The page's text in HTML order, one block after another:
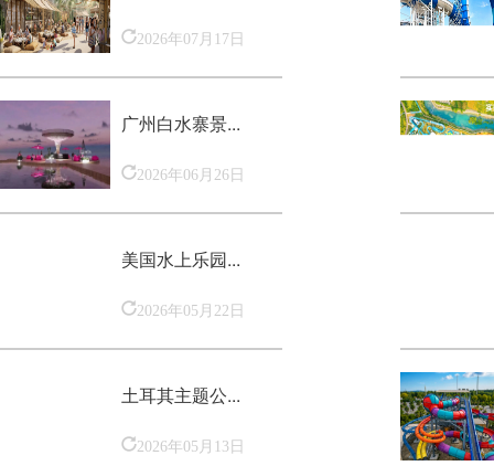
2026年07月17日
广州白水寨景...
2026年06月26日
美国水上乐园...
2026年05月22日
土耳其主题公...
2026年05月13日